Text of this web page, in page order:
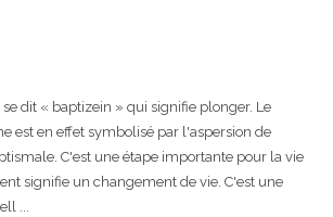
dit « baptizein » qui signifie plonger. Le
est en effet symbolisé par l'aspersion de
C'est une étape importante pour la vie
signifie un changement de vie. C'est une
...